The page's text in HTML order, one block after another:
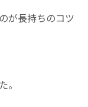
が長持ちのコツ
。